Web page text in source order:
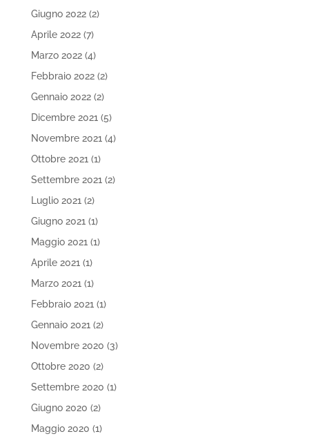
Giugno 2022(2)
Aprile 2022(7)
Marzo 2022(4)
Febbraio 2022(2)
Gennaio 2022(2)
Dicembre 2021(5)
Novembre 2021(4)
Ottobre 2021(1)
Settembre 2021(2)
Luglio 2021(2)
Giugno 2021(1)
Maggio 2021(1)
Aprile 2021(1)
Marzo 2021(1)
Febbraio 2021(1)
Gennaio 2021(2)
Novembre 2020 (3)
Ottobre 2020 (2)
Settembre 2020 (1)
Giugno 2020 (2)
Maggio 2020 (1)